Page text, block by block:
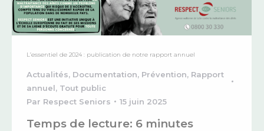
L’essentiel de 2024 : publication de notre rapport annuel
Actualités, Documentation, Prévention, Rapport
annuel, Tout public
Par Respect Seniors 15 juin 2025
Temps de lecture: 6 minutes